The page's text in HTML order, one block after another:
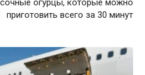
приготовить всего за 30 минут